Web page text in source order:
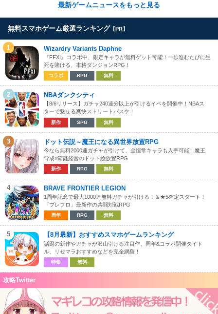
最新ゲームニュースをもっと見る
無料スマホゲーム厳選ランキング 【PR】
1 Wizardry Variants Daphne
『FFXI』コラボ中、限定キャラが無料ゲット可能！一歩進むたびに生
死を賭ける、本格ダンジョンRPG！
コラボ RPG 無料
2 NBAダンクシティ
【8/6リリース】ガチャ240連分以上が引けるイベを開催中！NBAス
ターで魅せる爽快ストリートバスケ！
新作 SPG 無料
3 ドット伝説～魔王になる異世界放置RPG
今なら無料2000連ガチャが引けて、全恒常キャラも入手可能！魔王
育成×箱庭経営のドット絵放置RPG
新作 RPG 無料
4 BRAVE FRONTIER LEGION
1周年記念で最大1000連無料ガチャが引ける！＆★5確定スタート！
「ブレフロ」最新作の共闘対戦RPG
周年 RPG 無料
5 【8月最新】おすすめスマホゲームランキング
話題の新作やガチャが沢山引ける注目作、周年&コラボ開催タイト
ル、リセマラおすすめなどを完全網羅！
特集 無料
攻略Twitter